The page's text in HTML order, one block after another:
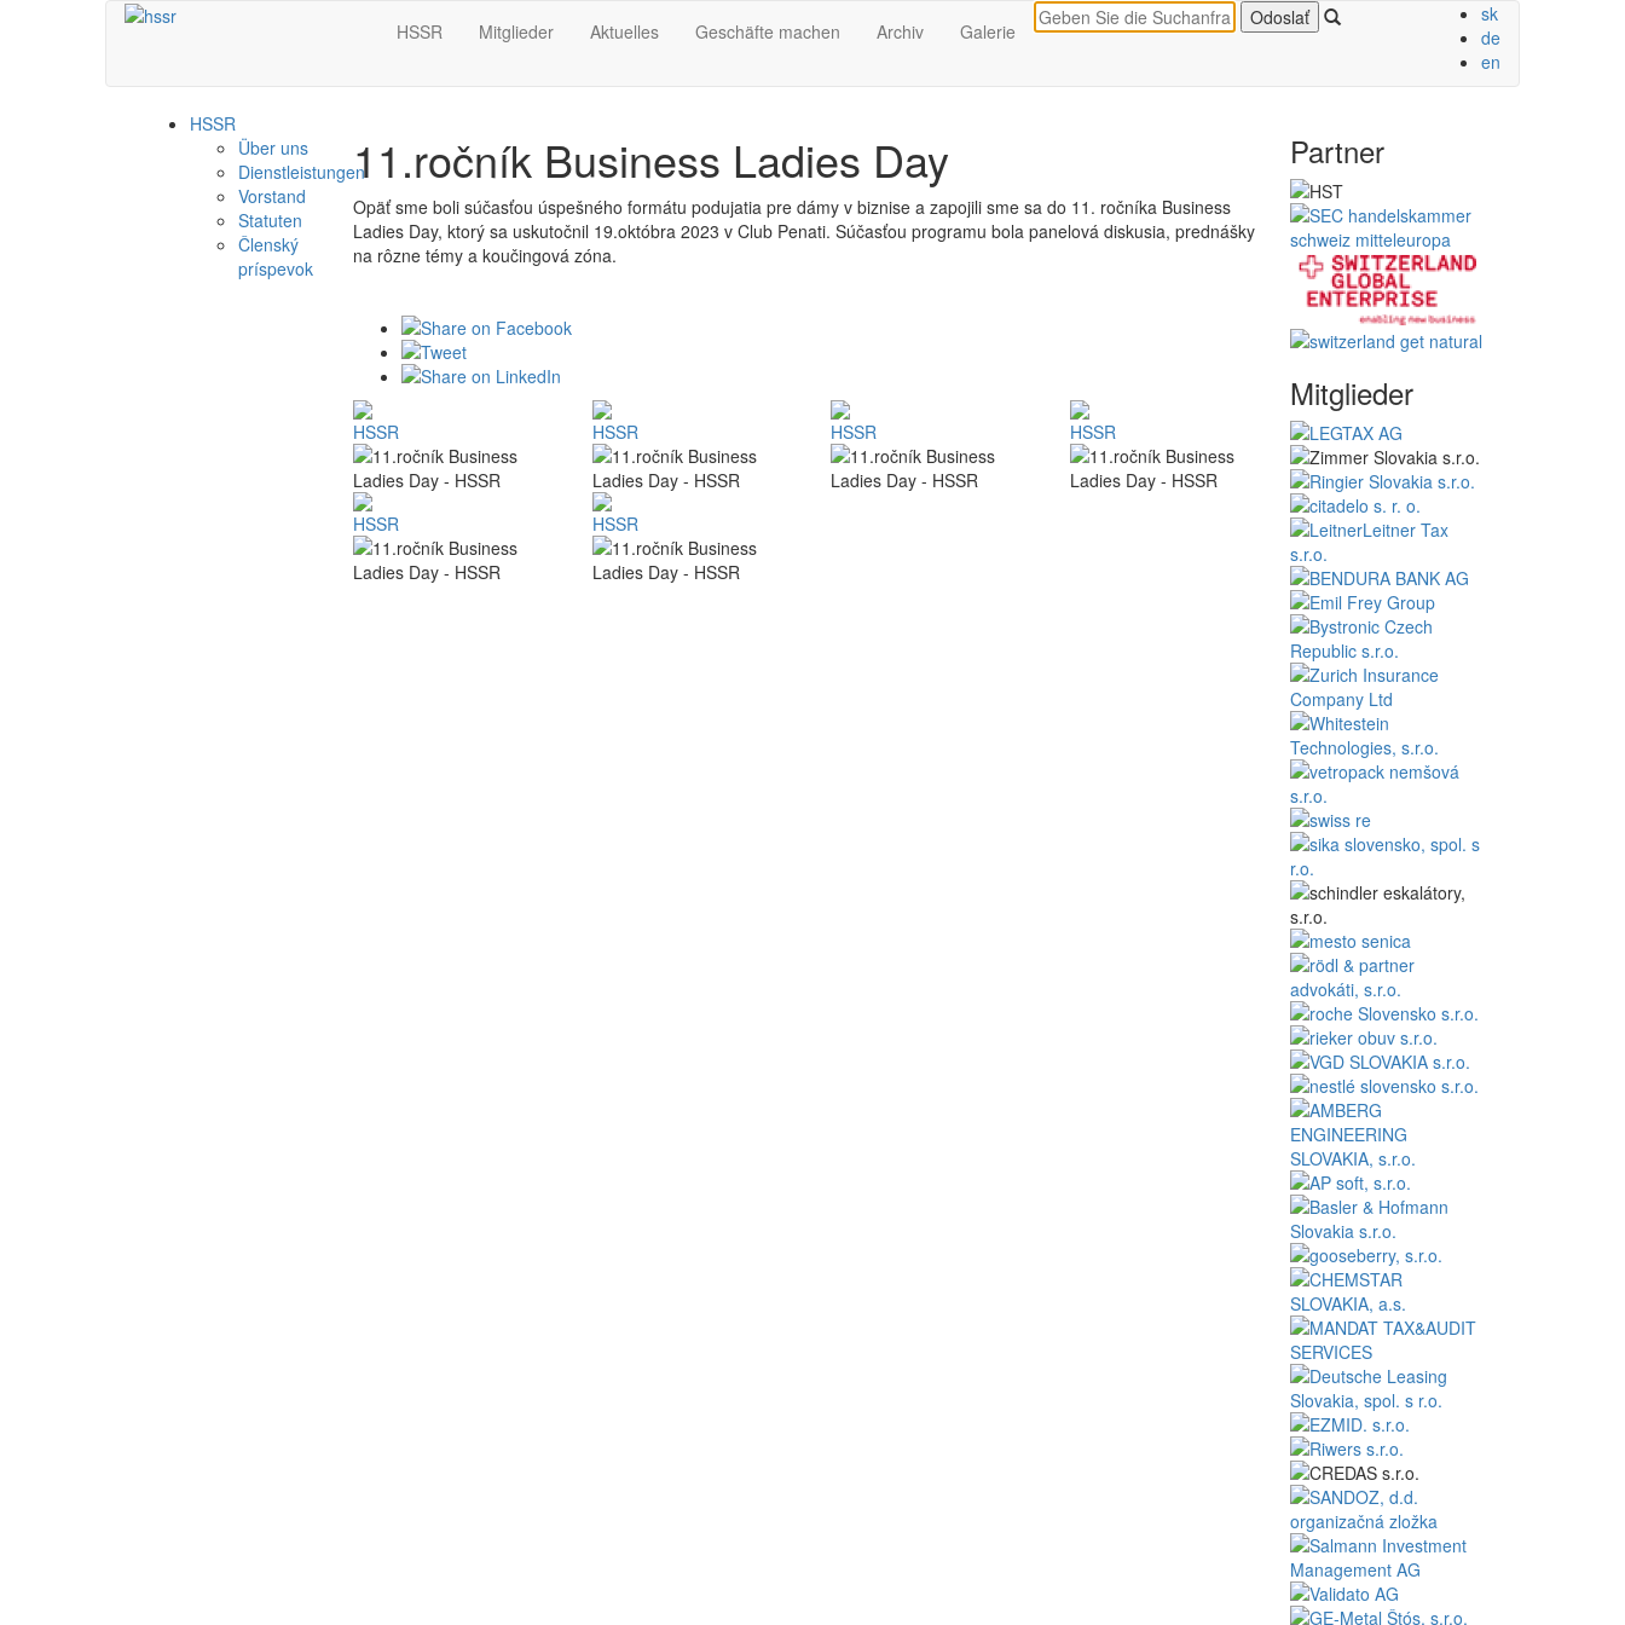
HSSR Mitglieder Aktuelles Geschäfte machen Archiv Galerie
sk
de
en
HSSR
Über uns
Dienstleistungen
Vorstand
Statuten
Členský
príspevok
11.ročník Business Ladies Day
Opäť sme boli súčasťou úspešného formátu podujatia pre dámy v biznise a zapojili sme sa do 11. ročníka Business
Ladies Day, ktorý sa uskutočnil 19.októbra 2023 v Club Penati. Súčasťou programu bola panelová diskusia, prednášky
na rôzne témy a koučingová zóna.
Partner
Mitglieder